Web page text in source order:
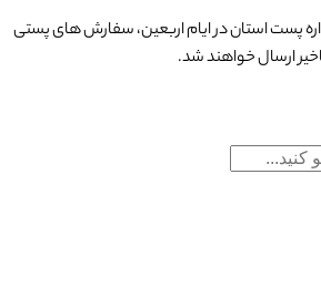
پست استان در ایام اربعین، سفارش های پستی